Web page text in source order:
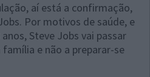
aí está a confirmação,
Por motivos de saúde, e
Steve Jobs vai passar
e não a preparar-se